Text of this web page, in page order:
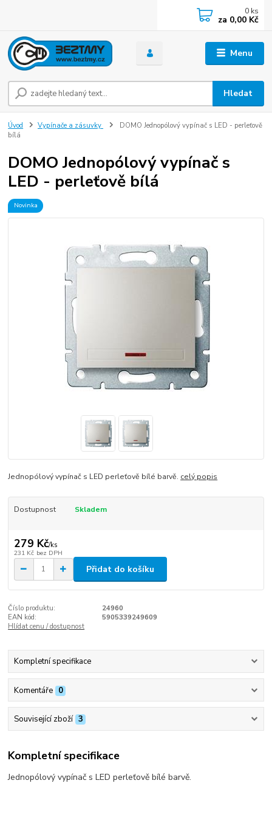
Menu
Hledat
0 ks
za 0,00 Kč
Úvod Vypínače a zásuvky
DOMO Jednopólový vypínač s LED - perleťově
bílá
DOMO Jednopólový vypínač s
LED - perleťově bílá
Novinka
Jednopólový vypínač s LED perleťově bílé barvě. celý popis
Dostupnost Skladem
279 Kč/ks
231 Kč bez DPH
Přidat do košíku
Číslo produktu:
24960
EAN kód:
5905339249609
Hlídat cenu / dostupnost
Kompletní specifikace
Komentáře 0
Související zboží 3
Kompletní specifikace
Jednopólový vypínač s LED perleťově bílé barvě.